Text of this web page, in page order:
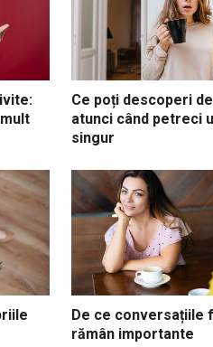
Ce poți descoperi
atunci când petreci
singur
De ce conversațiile
rămân importante